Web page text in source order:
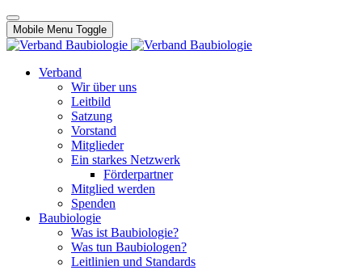
Mobile Menu Toggle
Verband
Wir über uns
Leitbild
Satzung
Vorstand
Mitglieder
Ein starkes Netzwerk
Förderpartner
Mitglied werden
Spenden
Baubiologie
Was ist Baubiologie?
Was tun Baubiologen?
Leitlinien und Standards